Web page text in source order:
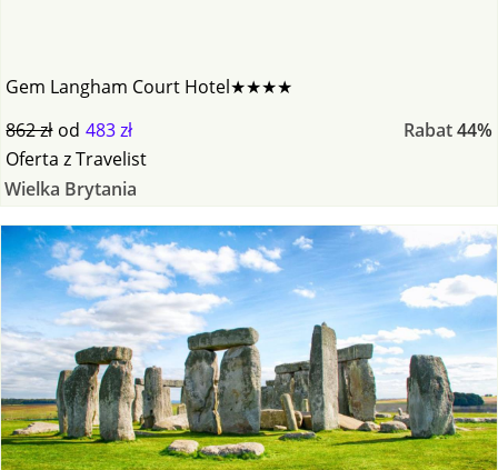
Gem Langham Court Hotel★★★★
862 zł od 483 zł Rabat44%
Oferta zTravelist
Wielka Brytania